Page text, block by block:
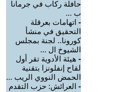
حافلة ركاب في جرمانا
ب ...
- اتهامات بعرقلة
التحقيق في منشأ
كورونا.. لجنة بمجلس
الشيوخ ال ...
- هيئة الأدوية تقر أول
لقاح إنفلونزا بتقنية
الحمض النووي الريب ...
- العرائش: حزب التقدم